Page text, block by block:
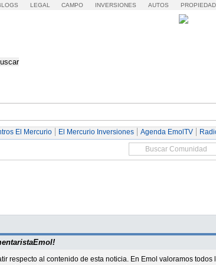
LEGAL CAMPO INVERSIONES AUTOS
El Mercurio El Mercurio Inversiones Agenda EmolTV
respecto al contenido de esta noticia. En Emol valoramos